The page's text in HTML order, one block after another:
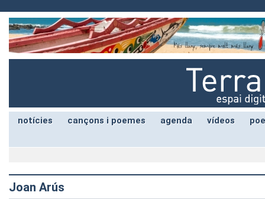
notícies cançons i poemes agenda vídeos
Joan Arús